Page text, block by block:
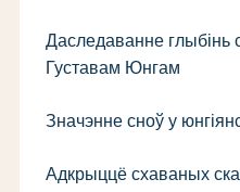
Даследаванне глыбінь
Густавам Юнгам
Значэнне сноў у
Адкрыццё схаваных